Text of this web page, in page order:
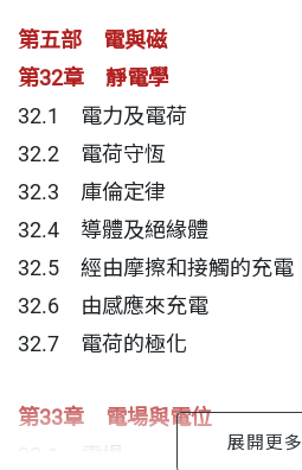
你看到鳥兒兩腳站在一條幾萬
卻不會觸電烤焦；而你有時候
家用電器，
卻被電得哇哇叫。為什麼？
如果你知道發電廠並不出售電
供，
那你為什麼還要乖乖繳電費？
請看這本《觀念物理》第5冊吧
作者休伊特是教學很用心的好
第五部 電與磁
第32章 靜電學
32.1 電力及電荷
32.2 電荷守恆
32.3 庫倫定律
32.4 導體及絕緣體
32.5 經由摩擦和接觸的充電
32.6 由感應來充電
32.7 電荷的極化
第33章 電場與電位
33.1 電場